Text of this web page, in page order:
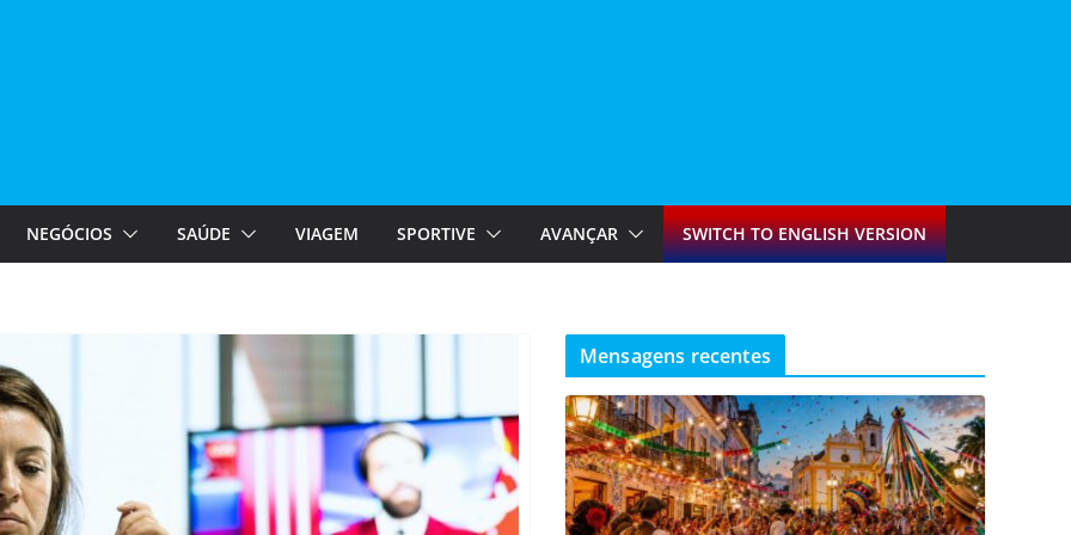
NEGÓCIOS SAÚDE VIAGEM SPORTIVE AVANÇAR SWITCH TO ENGLISH VERSION
Mensagens recentes